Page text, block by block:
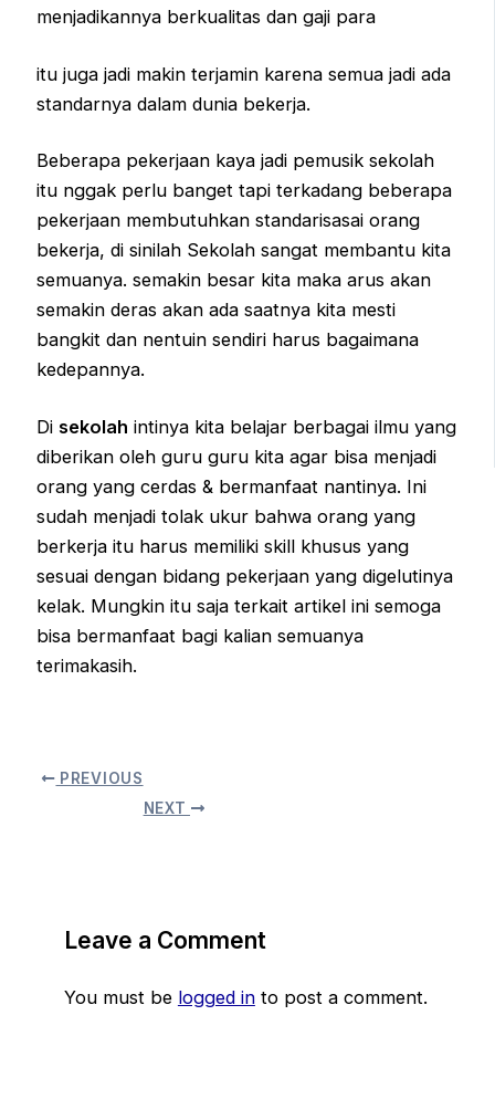
menjadikannya berkualitas dan gaji para
itu juga jadi makin terjamin karena semua jadi ada
standarnya dalam dunia bekerja.
Beberapa pekerjaan kaya jadi pemusik sekolah
itu nggak perlu banget tapi terkadang beberapa
pekerjaan membutuhkan standarisasai orang
bekerja, di sinilah Sekolah sangat membantu kita
semuanya. semakin besar kita maka arus akan
semakin deras akan ada saatnya kita mesti
bangkit dan nentuin sendiri harus bagaimana
kedepannya.
Disekolah intinya kita belajar berbagai ilmu yang
diberikan oleh guru guru kita agar bisa menjadi
orang yang cerdas & bermanfaat nantinya. Ini
sudah menjadi tolak ukur bahwa orang yang
berkerja itu harus memiliki skill khusus yang
sesuai dengan bidang pekerjaan yang digelutinya
kelak. Mungkin itu saja terkait artikel ini semoga
bisa bermanfaat bagi kalian semuanya
terimakasih.
PREVIOUS
NEXT
Leave a Comment
You must be logged into post a comment.